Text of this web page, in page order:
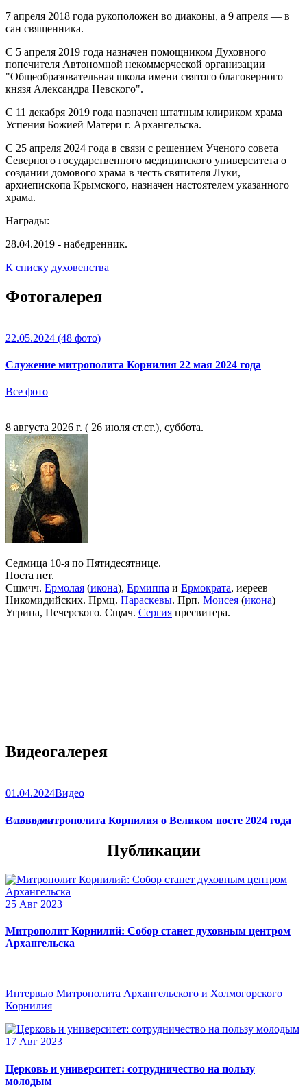
7 апреля 2018 года рукоположен во диаконы, а 9 апреля — в
сан священника.
С 5 апреля 2019 года назначен помощником Духовного
попечителя Автономной некоммерческой организации
"Общеобразовательная школа имени святого благоверного
князя Александра Невского".
С 11 декабря 2019 года назначен штатным клириком храма
Успения Божией Матери г. Архангельска.
С 25 апреля 2024 года в связи с решением Ученого совета
Северного государственного медицинского университета о
создании домового храма в честь святителя Луки,
архиепископа Крымского, назначен настоятелем указанного
храма.
Награды:
28.04.2019 - набедренник.
К списку духовенства
Фотогалерея
22.05.2024 (48 фото)
Служение митрополита Корнилия 22 мая 2024 года
Все фото
8 августа 2026 г. ( 26 июля ст.ст.), суббота.
Седмица 10-я по Пятидесятнице.
Поста нет.
Сщмчч. Ермолая (икона), Ермиппа и Ермократа, иереев
Никомидийских. Прмц. Параскевы. Прп. Моисея (икона)
Угрина, Печерского. Сщмч. Сергия пресвитера.
Видеогалерея
01.04.2024Видео
Слово митрополита Корнилия о Великом посте 2024 года
Все видео
Публикации
25 Авг 2023
Митрополит Корнилий: Собор станет духовным центром
Архангельска
Интервью Митрополита Архангельского и Холмогорского
Корнилия
17 Авг 2023
Церковь и университет: сотрудничество на пользу
молодым